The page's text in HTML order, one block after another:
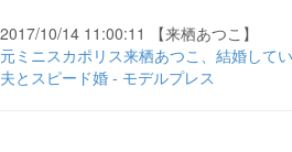
2017/10/14 11:00:11 【来栖あつこ】
元ミニスカポリス来栖あつこ、結婚して
夫とスピード婚 - モデルプレス